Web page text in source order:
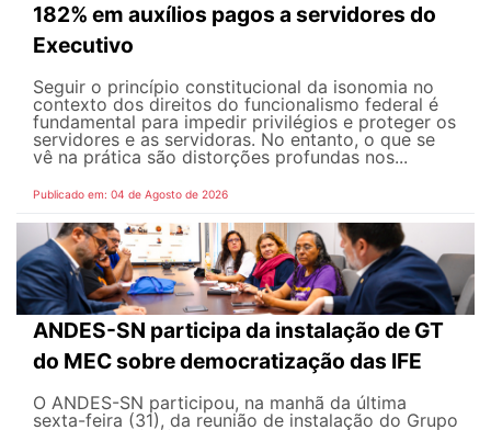
182% em auxílios pagos a servidores do
Executivo
Seguir o princípio constitucional da isonomia no
contexto dos direitos do funcionalismo federal é
fundamental para impedir privilégios e proteger os
servidores e as servidoras. No entanto, o que se
vê na prática são distorções profundas nos...
Publicado em: 04 de Agosto de 2026
ANDES-SN participa da instalação de GT
do MEC sobre democratização das IFE
O ANDES-SN participou, na manhã da última
sexta-feira (31), da reunião de instalação do Grupo